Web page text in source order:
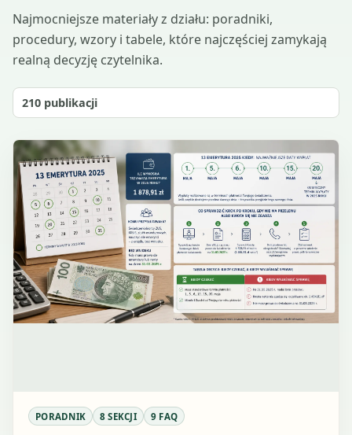
Najmocniejsze materiały z działu: poradniki,
procedury, wzory i tabele, które najczęściej zamykają
realną decyzję czytelnika.
210 publikacji
PORADNIK 8 SEKCJI 9 FAQ